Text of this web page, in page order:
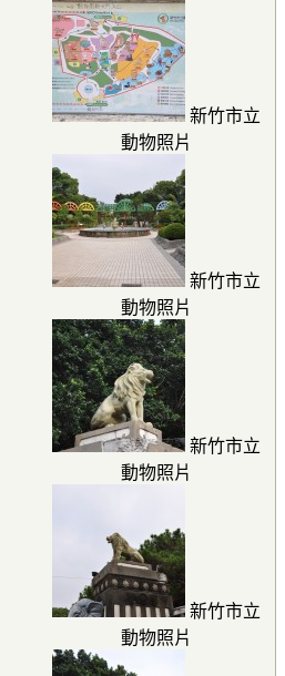
新竹市立
動物照片
新竹市立
動物照片
新竹市立
動物照片
新竹市立
動物照片